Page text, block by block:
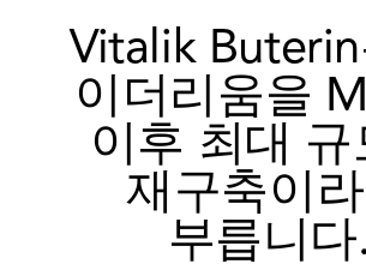
Vitalik
이더리움을
이후 최대 규
재구축이
부릅니다.